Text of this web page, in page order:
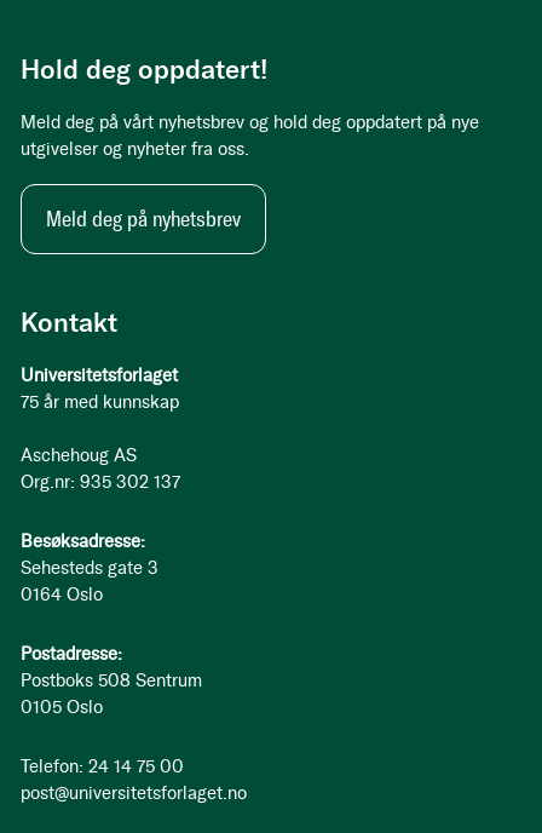
Kontakt
Universitetsforlaget
75 år med kunnskap
Aschehoug AS
Org.nr: 935 302 137
Besøksadresse:
Sehesteds gate 3
0164 Oslo
Postadresse:
Postboks 508 Sentrum
0105 Oslo
Telefon: 24 14 75 00
post@universitetsforlaget.no
Hold deg oppdatert!
Meld deg på vårt nyhetsbrev og hold deg oppdatert på nye
utgivelser og nyheter fra oss.
Meld deg på nyhetsbrev